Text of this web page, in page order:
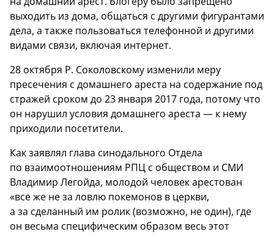
выходить из дома, общаться с другими фигурантами
дела, а также пользоваться телефонной и другими
видами связи, включая интернет.
28 октября Р. Соколовскому изменили меру
пресечения с домашнего ареста на содержание под
стражей сроком до 23 января 2017 года, потому что
он нарушил условия домашнего ареста — к нему
приходили посетители.
Как заявлял глава синодального Отдела
по взаимоотношениям РПЦ с обществом и СМИ
Владимир Легойда, молодой человек арестован
«все же не за ловлю покемонов в церкви,
а за сделанный им ролик (возможно, не один), где
он весьма специфическим образом весь этот